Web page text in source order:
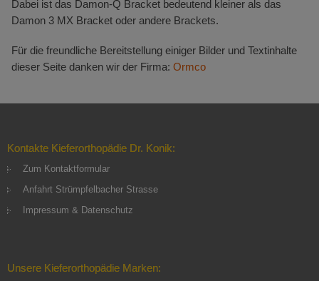
Dabei ist das Damon-Q Bracket bedeutend kleiner als das
Damon 3 MX Bracket oder andere Brackets.
Für die freundliche Bereitstellung einiger Bilder und Textinhalte
dieser Seite danken wir der Firma: Ormco
Kontakte Kieferorthopädie Dr. Konik:
Zum Kontaktformular
Anfahrt Strümpfelbacher Strasse
Impressum & Datenschutz
Unsere Kieferorthopädie Marken: